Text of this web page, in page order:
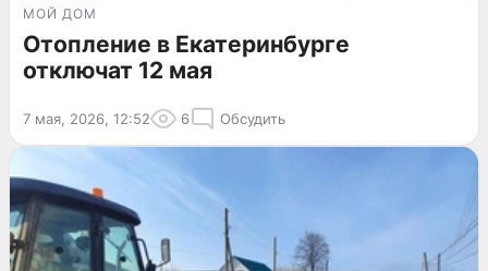
МОЙ ДОМ
Отопление в Екатеринбурге
отключат 12 мая
7 мая, 2026, 12:52 6 Обсудить